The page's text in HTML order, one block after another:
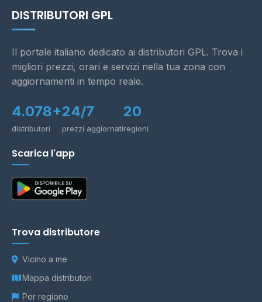
DISTRIBUTORI GPL
Il portale italiano dedicato ai distributori GPL. Trova i
migliori prezzi, orari e servizi nella tua zona con
aggiornamenti in tempo reale.
4.078+
distributori
24/7
prezzi aggiornati
20
regioni
Scarica l'app
Trova distributore
Vicino a me
Mappa distributori
Per regione